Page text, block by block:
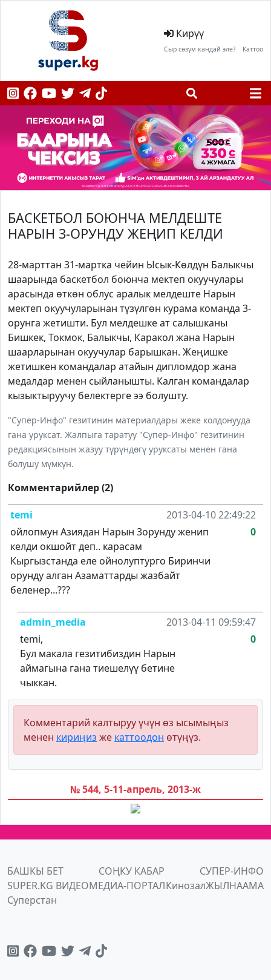
Кирүү
Сыр сөзүм кандай эле? Каттоо
БАСКЕТБОЛ БОЮНЧА МЕЛДЕШТЕ
НАРЫН 3-ОРУНДУ ЖЕҢИП КЕЛДИ
28-марттан 31-мартка чейин Ысык-Көлдүн Балыкчы
шаарында баскетбол боюнча мектеп окуучулары
арасында өткөн облус аралык мелдеште Нарын
мектеп окуучуларынан түзүлгөн курама команда 3-
орунга жетишти. Бул мелдешке ат салышканы
Бишкек, Токмок, Балыкчы, Каракол жана Нарын
шаарларынан окуучулар барышкан. Жеңишке
жетишкен командалар атайын дипломдор жана
медалдар менен сыйланышты. Калган командалар
кызыктыруучу белектерге ээ болушту.
"Супер-Инфо" гезитинин материалдары жеке колдонууда
гана уруксат. Жалпыга таратуу "Супер-Инфо" гезитинин
редакциясынын жазуу түрүндөгү уруксаты менен гана
болушу мүмкүн.
Комментарийлер (2)
temi
2013-04-10 22:49:22
ойлопмун Азиядан Нарын 3орунду женип
келди окшойт деп.. карасам
Кыргызстанда еле ойнолуптурго Биринчи
орунду алган Азаматтарды жазбайт
беленер...???
0
admin_media
2013-04-11 09:59:47
temi,
Бул макала гезитибиздин Нарын
аймагына гана тиешелүү бетине
чыккан.
0
Комментарий калтыруу үчүн өз ысымыңыз
менен кириңиз же каттоодон өтүңүз.
№ 544, 5-11-апрель, 2013-ж
БАШКЫ БЕТ СОҢКУ КАБАР
СУПЕР-ИНФО
SUPER.KG ВИДЕОМЕДИА-ПОРТАЛКинозалЖЫЛНААМА
Суперстан